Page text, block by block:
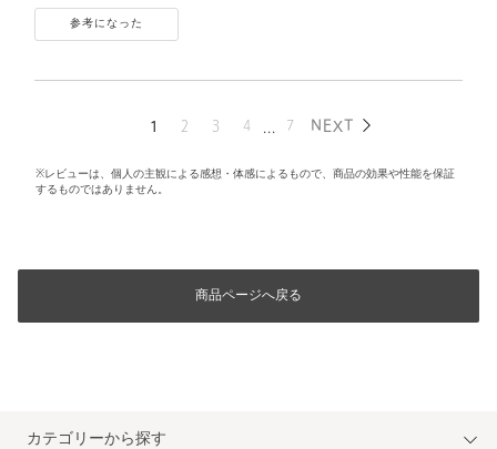
参考になった
1 2 3 4 ... 7 NEXT
※レビューは、個人の主観による感想・体感によるもので、商品の効果や性能を保証
するものではありません。
商品ページへ戻る
カテゴリーから探す